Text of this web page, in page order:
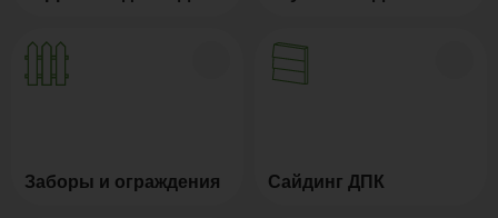
Заборы и ограждения Сайдинг ДПК